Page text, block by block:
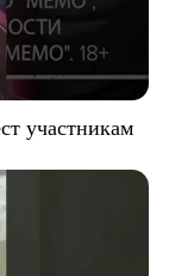
участникам